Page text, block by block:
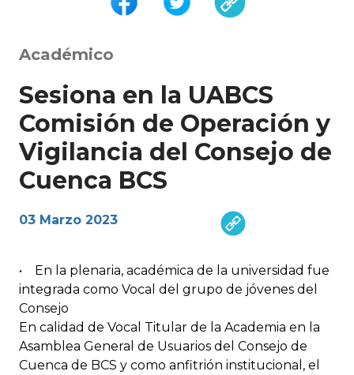
Académico
Sesiona en la UABCS
Comisión de Operación y
Vigilancia del Consejo de
Cuenca BCS
03 Marzo 2023
• En la plenaria, académica de la universidad fue
integrada como Vocal del grupo de jóvenes del
Consejo
En calidad de Vocal Titular de la Academia en la
Asamblea General de Usuarios del Consejo de
Cuenca de BCS y como anfitrión institucional, el